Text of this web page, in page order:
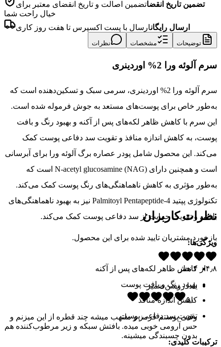
تضمین تاریخ انقضاتضمین اصالت و تاریخ انقضای معتبر برای
خیال راحت شما
ارسال رایگانارسال با پست اکسپرس تا هفت روز کاری
توضیحات مشخصات نظرات
سرم آلوئه ورا 2% اوردینری
سرم آلوئه ورا 2% اوردینری، سرمی سبک و تسکین‌دهنده است که
به‌طور خاص برای پوست‌های مستعد به جوش فرموله شده است.
این سرم با کاهش ظاهر لکه‌های پس از آکنه و بهبود رنگ و بافت
پوست، به کاهش اندازه منافذ و تقویت سد دفاعی پوست کمک
می‌کند. این محصول شامل پودر عصاره برگ آلوئه ورا برای آبرسانی
است و همچنین دارای N-acetyl glucosamine (NAG) است که
به‌طور مؤثری به کاهش ناهماهنگی‌های رنگ پوست کمک می‌کند.
تکنولوژی پپتید Palmitoyl Pentapeptide-4 نیز به بهبود ناهماهنگی‌های
بافتی و تقویت حمایت از سد دفاعی پوست کمک می‌کند.
ویژگی‌ها:
کاهش ظاهر لکه‌های پس از آکنه
بهبود رنگ و بافت پوست
کاهش اندازه منافذ
تقویت سد دفاعی پوست
ترکیبات کلیدی:
نظرات کاربران
بازخورد مشتریان تایید شده برای این محصول.
۴٫۸از ۴نظر
یلدا روشن‌ضمیر
۵٫۰
وقتی پوستم قرمز و ملتهب میشه چند قطره از این میزنم و
حس آرومی خوبی میده. بافتش سبکه و زیر مرطوب‌کننده هم
بدون چسبندگی میشینه.